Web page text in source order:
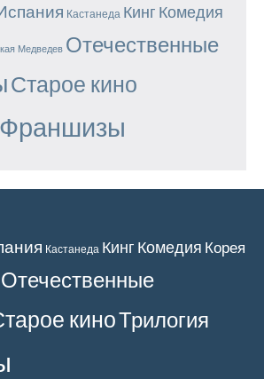
Кастанеда Кинг Комедия
Медведев Отечественные
Старое кино
Франшизы
Кастанеда Кинг Комедия Корея
Отечественные
киноТрилогия